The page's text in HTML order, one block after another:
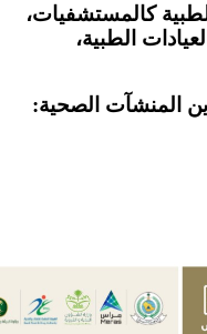
كالمستشفيات،
الطبية،
المنشآت الصحية: